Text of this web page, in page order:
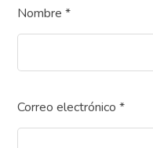
Nombre*
Correo electrónico*